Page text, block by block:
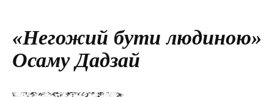
«Негожий бути людиною»
Осаму Дадзай